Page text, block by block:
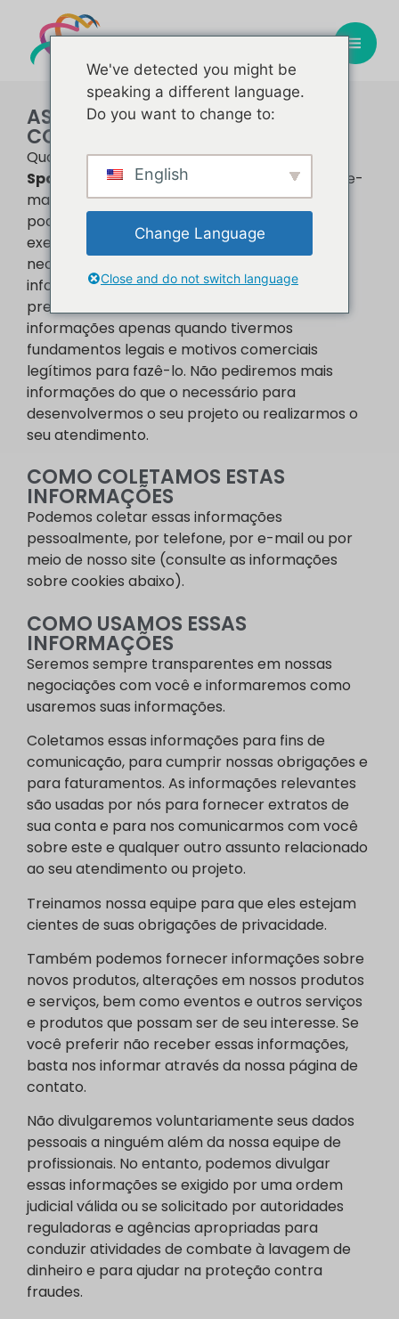
AS INFORMAÇÕES QUE
COLETAMOS​
Quando você se torna um cliente da
Spavitatech, precisamos saber o seu nome, e-
mail, telefone e endereço postal. Além disso
podemos solicitar mais detalhes, como por
exemplo informações da sua empresa, se
necessário. Podemos também coletar
informações sobre seus interesses e
preferências. Coletaremos e usaremos suas
informações apenas quando tivermos
fundamentos legais e motivos comerciais
legítimos para fazê-lo. Não pediremos mais
informações do que o necessário para
desenvolvermos o seu projeto ou realizarmos o
seu atendimento.
COMO COLETAMOS ESTAS
INFORMAÇÕES
Podemos coletar essas informações
pessoalmente, por telefone, por e-mail ou por
meio de nosso site (consulte as informações
sobre cookies abaixo).
COMO USAMOS ESSAS
INFORMAÇÕES
Seremos sempre transparentes em nossas
negociações com você e informaremos como
usaremos suas informações.
Coletamos essas informações para fins de
comunicação, para cumprir nossas obrigações e
para faturamentos. As informações relevantes
são usadas por nós para fornecer extratos de
sua conta e para nos comunicarmos com você
sobre este e qualquer outro assunto relacionado
ao seu atendimento ou projeto.
Treinamos nossa equipe para que eles estejam
cientes de suas obrigações de privacidade.
Também podemos fornecer informações sobre
novos produtos, alterações em nossos produtos
e serviços, bem como eventos e outros serviços
e produtos que possam ser de seu interesse. Se
você preferir não receber essas informações,
basta nos informar através da nossa página de
contato.
Não divulgaremos voluntariamente seus dados
pessoais a ninguém além da nossa equipe de
profissionais. No entanto, podemos divulgar
essas informações se exigido por uma ordem
judicial válida ou se solicitado por autoridades
reguladoras e agências apropriadas para
conduzir atividades de combate à lavagem de
dinheiro e para ajudar na proteção contra
fraudes.
We've detected you might be
speaking a different language.
Do you want to change to:
English
Change Language
Close and do not switch language